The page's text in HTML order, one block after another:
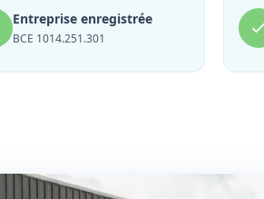
Entreprise enregistrée
BCE 1014.251.301